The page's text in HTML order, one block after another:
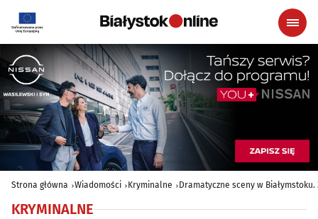
Strona główna Wiadomości Kryminalne Dramatyczne sceny w
KRYMINALNE